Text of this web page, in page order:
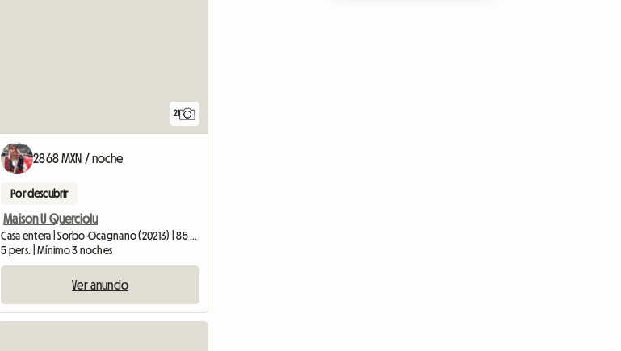
21
2868 MXN / noche
Por descubrir
Maison U Querciolu
Casa entera | Sorbo-Ocagnano (20213) | 85 M2
5 pers. | Mínimo 3 noches
Ver anuncio